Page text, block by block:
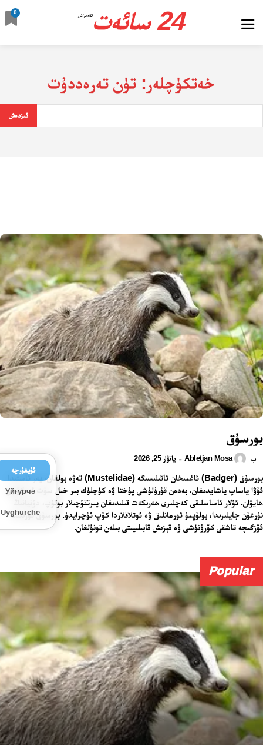
24 سائەت ئالدىراش
0
خەتكۈچلەر: تۈن تەرەددۇت
ئىزدەش
بورسۇق
ب Abletjan Mosa
- يانۋار 25, 2026
بورسۇق (Badger) ئاغمىخان ئائىلىسىگە (Mustelidae) تەۋە بولغان، يەر ئاستىدا
ئۇۋا ياساپ ياشايدىغان، بەدەن قۇرۇلۇشى پۇختا ۋە كۈچلۈك بىر خىل سۈت ئەمگۈچى
ھايۋان. ئۇلار ئاساسلىقى كەچلىرى ھەرىكەت قىلىدىغان يىرتقۇچىلار بولۇپ، دۇنيانىڭ
نۇرغۇن جايلىرىدا، بولۇپمۇ ئورمانلىق ۋە ئوتلاقلاردا كۆپ ئۇچرايدۇ. بورسۇق ئۆزىنىڭ
ئۆزگىچە تاشقى كۆرۈنۈشى ۋە قېزىش قابىلىيىتى بىلەن تونۇلغان.
Popular
ئۇيغۇرچە
Уйғурчә
Uyghurche